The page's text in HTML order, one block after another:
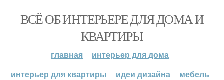
ВСЁ ОБ ИНТЕРЬЕРЕ ДЛЯ ДОМА И
КВАРТИРЫ
главная
интерьер для дома
интерьер для квартиры
идеи дизайна мебель